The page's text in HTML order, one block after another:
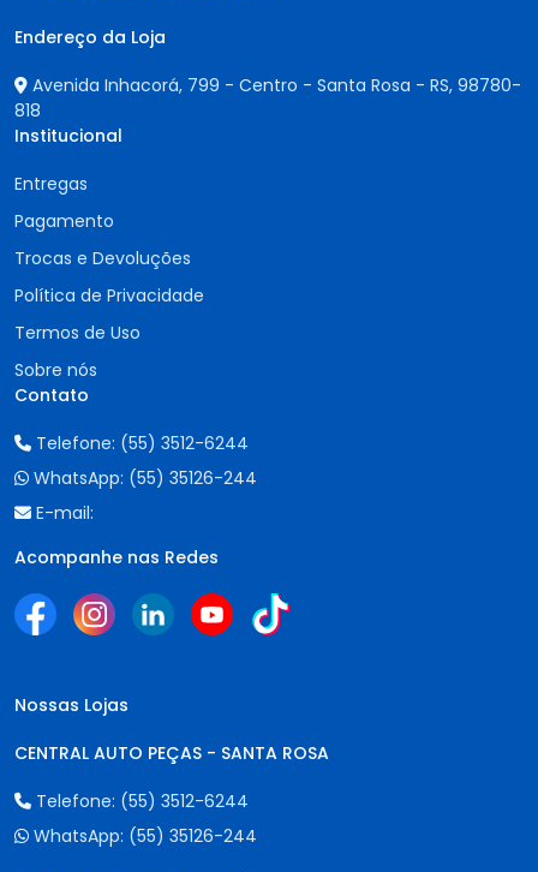
Endereço da Loja
Avenida Inhacorá, 799 - Centro - Santa Rosa - RS, 98780-
818
Institucional
Entregas
Pagamento
Trocas e Devoluções
Política de Privacidade
Termos de Uso
Sobre nós
Contato
Telefone: (55) 3512-6244
WhatsApp: (55) 35126-244
E-mail:
Acompanhe nas Redes
Nossas Lojas
CENTRAL AUTO PEÇAS - SANTA ROSA
Telefone: (55) 3512-6244
WhatsApp: (55) 35126-244